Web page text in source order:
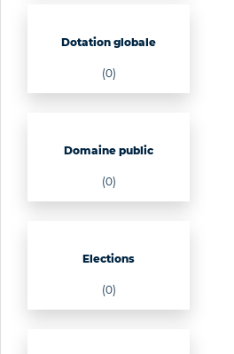
Dotation globale
(0)
Domaine public
(0)
Elections
(0)